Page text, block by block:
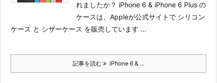
れましたか？ iPhone 6 & iPhone 6 Plus の
ケースは、Appleが公式サイトで シリコン
ケース と シザーケース を販売しています ...
記事を読む iPhone 6 & ...